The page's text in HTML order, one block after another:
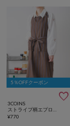
5％OFFクーポン

3COINS
¥770